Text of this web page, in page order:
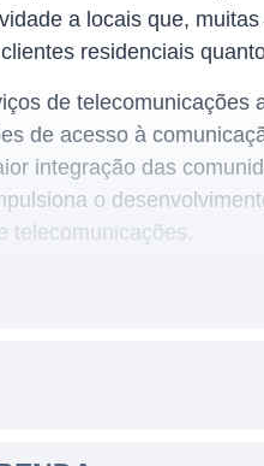
a locais que,
residenciais
de telecomunicações
de acesso à
integração das
o
telecomunicações.
de telefonia fixa e
A empresa é
com alta